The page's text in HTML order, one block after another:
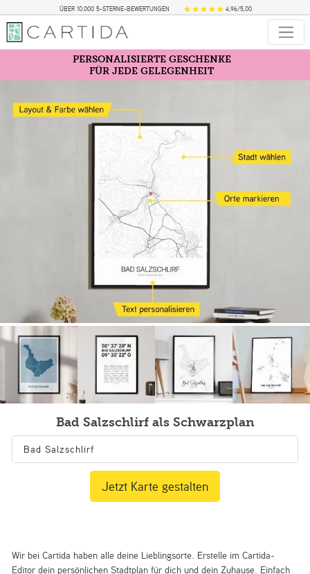
ÜBER 10.000 5-STERNE-BEWERTUNGEN 4,96/5,00
PERSONALISIERTE GESCHENKE
FÜR JEDE GELEGENHEIT
Bad Salzschlirf als Schwarzplan
Wir bei Cartida haben alle deine Lieblingsorte. Erstelle im Cartida-
Editor dein persönlichen Stadtplan für dich und dein Zuhause. Einfach
Jetzt Karte gestalten